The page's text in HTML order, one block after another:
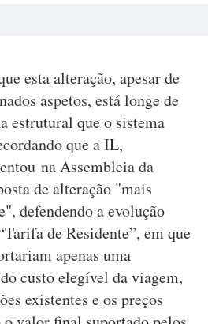
esta alteração, apesar de
aspetos, está longe de
estrutural que o sistema
que a IL,
na Assembleia da
de alteração "mais
defendendo a evolução
de Residente”, em que
apenas uma
custo elegível da viagem,
existentes e os preços